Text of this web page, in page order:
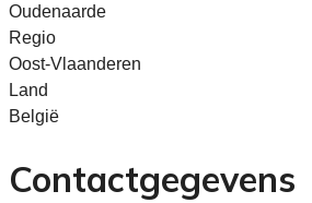
Oudenaarde
Regio
Oost-Vlaanderen
Land
België
Contactgegevens